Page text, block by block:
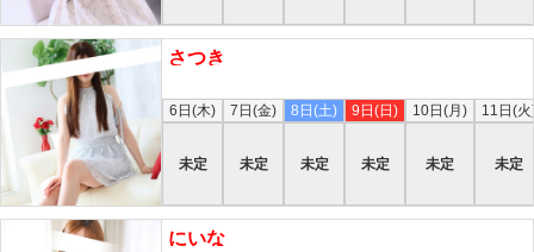
さつき
6日(木)
未定
7日(金)
未定
8日(土)
未定
9日(日)
未定
10日(月)
未定
11日(
未定
にいな